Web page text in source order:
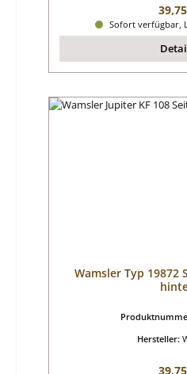
Sofort verfügbar,
Wamsler Typ 19872
Hersteller: